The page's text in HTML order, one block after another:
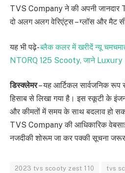
TVS Company ने की अपनी
दो अलग अलग वेरिएंट्स – ग्लॉस और मैट
यह भी पढ़े-ब्लैक कलर में खरीदें न्यू
NTORQ 125 Scooty, जाने Luxury
डिस्क्लेमर– यह आर्टिकल सार्वजनिक रूप
हिसाब से लिखा गया है। इस स्कूटी के
और कीमतों में समय के साथ बदलाव हो
TVS Company की आधिकारिक
नजदीकी शोरूम जा कर पक्की सूचना जरूर
2023 tvs scooty zest 110 tvs